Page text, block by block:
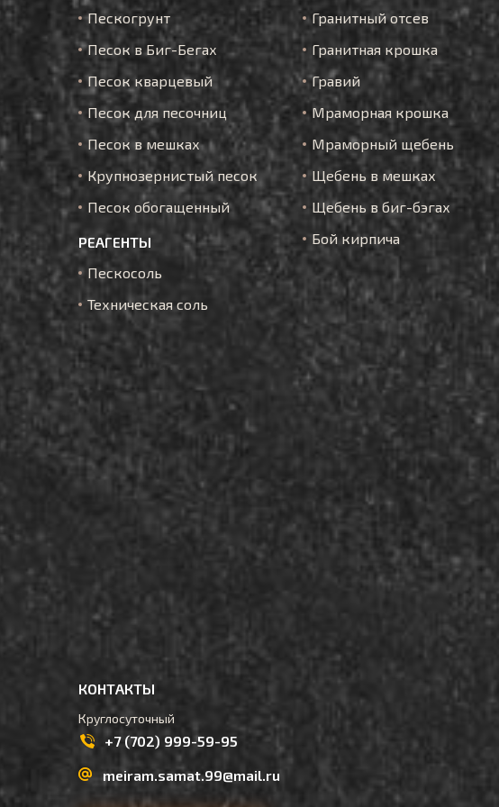
Пескогрунт
Песок в Биг-Бегах
Песок кварцевый
Песок для песочниц
Песок в мешках
Крупнозернистый песок
Песок обогащенный
РЕАГЕНТЫ
Пескосоль
Техническая соль
Гранитный отсев
Гранитная крошка
Гравий
Мраморная крошка
Мраморный щебень
Щебень в мешках
Щебень в биг-бэгах
Бой кирпича
КОНТАКТЫ
Круглосуточный
+7 (702) 999-59-95
meiram.samat.99@mail.ru